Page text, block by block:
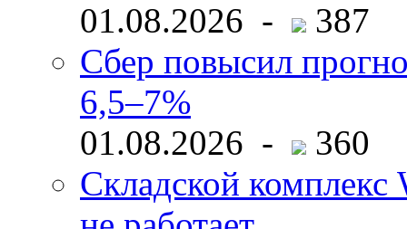
01.08.2026 -
387
Сбер повысил
6,5–7%
01.08.2026 -
360
Складской комплекс